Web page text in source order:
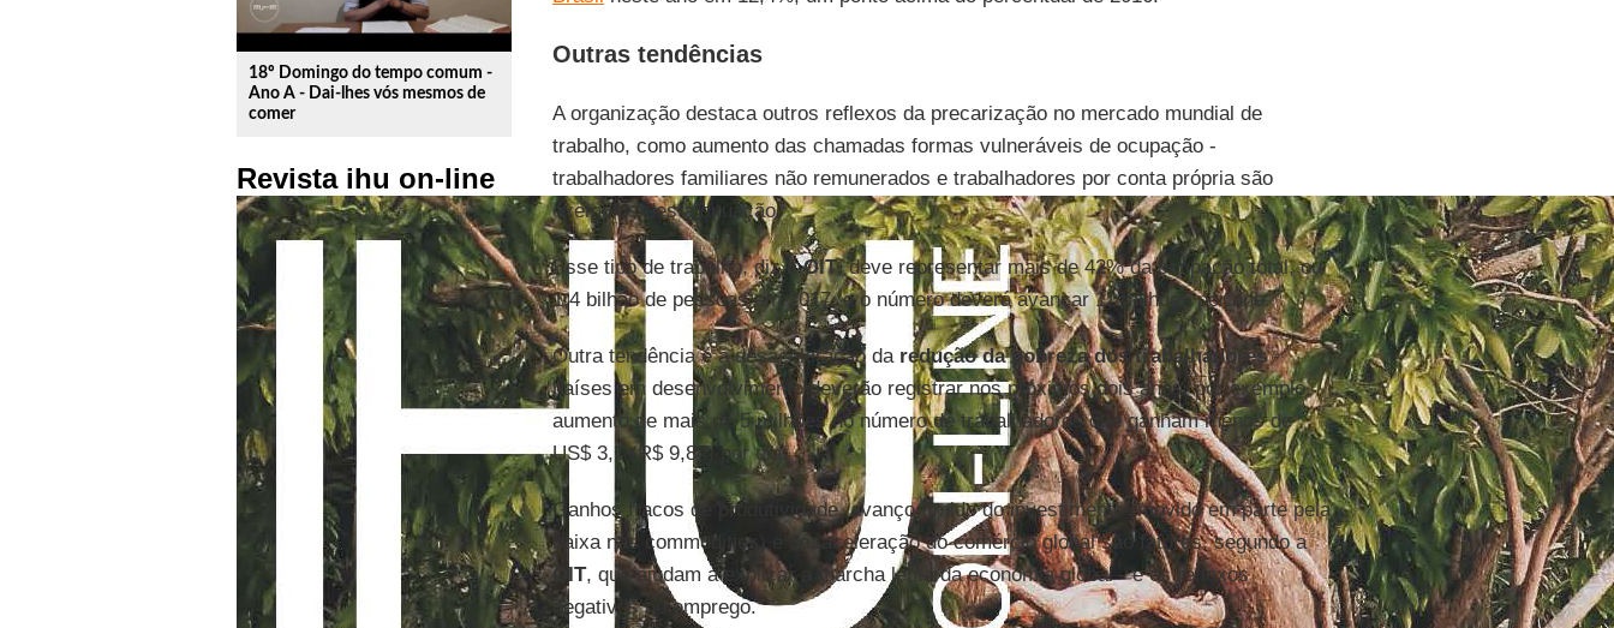
18º Domingo do tempo comum -
Ano A - Dai-lhes vós mesmos de
comer
Revista ihu on-line
Outras tendências
A organização destaca outros reflexos da precarização no mercado mundial de
trabalho, como aumento das chamadas formas vulneráveis de ocupação -
trabalhadores familiares não remunerados e trabalhadores por conta própria são
exemplos desta situação.
Esse tipo de trabalho, diz aOIT, deve representar mais de 42% da ocupação total, ou
1,4 bilhão de pessoas em 2017, e o número deverá avançar 11 milhões por ano.
Outra tendência é a desaceleração da redução da pobreza dos trabalhadores-
países em desenvolvimento deverão registrar nos próximos dois anos, por exemplo,
aumento de mais de 5 milhões no número de trabalhadores que ganham menos de
US$ 3,1 (R$ 9,84) por dia.
Ganhos fracos de produtividade, avanço tímido do investimento (movido em parte pela
baixa nas commodities) e desaceleração do comércio global são fatores, segundo a
OIT, que ajudam a explicar a marcha lenta da economia global - e os reflexos
negativos no emprego.